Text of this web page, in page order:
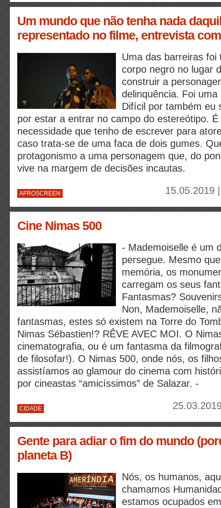
Um mundo que não tenha nada
representado no filme, entrevista
Uma das barreiras foi
corpo negro no lugar
construir a
delinquência. Foi
Difícil por também eu
por estar a entrar no campo do estereótipo.
necessidade que tenho de escrever para
caso trata-se de uma faca de dois gumes.
protagonismo a uma personagem que, do
vive na margem de decisões incautas.
AFROSCREEN 15.05.2019
Cine Nimas 500
- Mademoiselle é um
persegue. Mesmo
memória, os
carregam os seus
Fantasmas?
Non, Mademoiselle,
fantasmas, estes só existem na Torre do
Nimas Sébastien!? RÊVE AVEC MOI. O
cinematografia, ou é um fantasma da
de filosofar!). O Nimas 500, onde nós, os
assistíamos ao glamour do cinema com
por cineastas “amicíssimos” de Salazar. -
CIDADE
Gente para adiar o fim do mundo
planeta B)
Nós, os humanos,
chamamos
estamos ocupados